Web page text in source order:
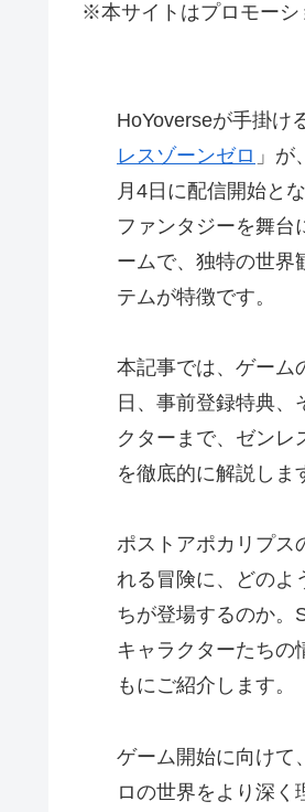
※本サイトはプロモーシ
HoYoverseが手掛け
レスゾーンゼロ 」が
月4日に配信開始と
ファンタジーを舞台
ームで、独特の世界
テムが特徴です。
本記事では、ゲーム
日、事前登録特典、
クターまで、ゼンレ
を徹底的に解説しま
ポストアポカリプス
れる冒険に、どのよ
ちが登場するのか。
キャラクターたちの
もにご紹介します。
ゲーム開始に向けて
ロの世界をより深く